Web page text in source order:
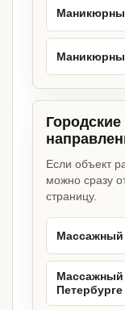
Если объект
можно сразу
страницу.
Массажный
Массажный
Петербурге